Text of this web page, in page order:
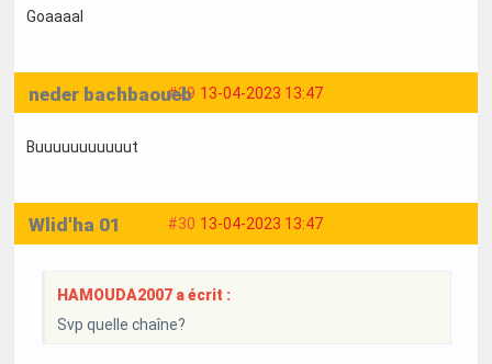
Goaaaal
#29 13-04-2023 13:47
neder bachbaoueb
Buuuuuuuuuuut
#30 13-04-2023 13:47
Wlid'ha 01
HAMOUDA2007 a écrit :
Svp quelle chaîne?